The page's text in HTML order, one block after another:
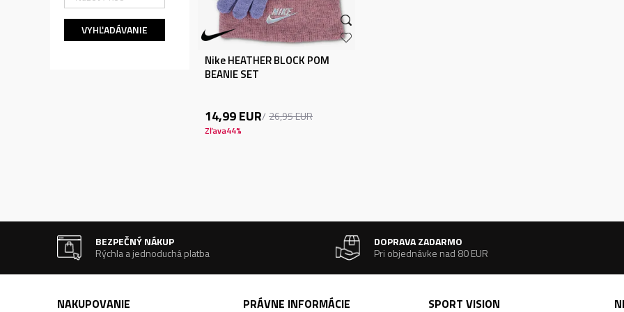
VYHĽADÁVANIE
Nike HEATHER BLOCK POM
BEANIE SET
14,99EUR 26,95EUR
Zľava44%
BEZPEČNÝ NÁKUP
Rýchla a jednoduchá platba
DOPRAVA ZADARMO
Pri objednávke nad 80 EUR
NAKUPOVANIE PRÁVNE INFORMÁCIE SPORT VISION